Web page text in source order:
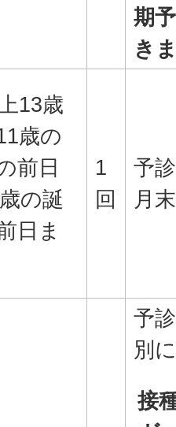
期
き
13歳
歳の
前日
の誕
日ま
1
回
予
月
予
別
接